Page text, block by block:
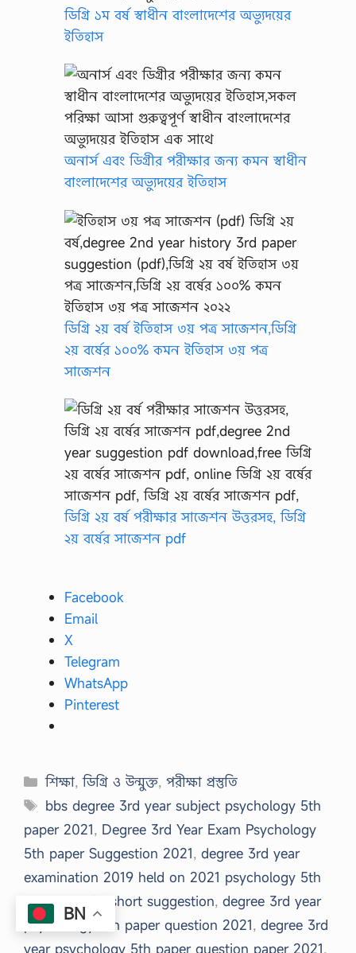
ডিগ্রি ১ম বর্ষ স্বাধীন বাংলাদেশের অভ্যুদয়ের
ইতিহাস
অনার্স এবং ডিগ্রীর পরীক্ষার জন্য কমন স্বাধীন
বাংলাদেশের অভ্যুদয়ের ইতিহাস
ডিগ্রি ২য় বর্ষ ইতিহাস ৩য় পত্র সাজেশন,ডিগ্রি
২য় বর্ষের ১০০% কমন ইতিহাস ৩য় পত্র
সাজেশন
ডিগ্রি ২য় বর্ষ পরীক্ষার সাজেশন উত্তরসহ, ডিগ্রি
২য় বর্ষের সাজেশন pdf
Facebook
Email
X
Telegram
WhatsApp
Pinterest
Categories
শিক্ষা,ডিগ্রি ও উন্মুক্ত,পরীক্ষা প্রস্তুতি
Tags
bbs degree 3rd year subject psychology 5th
paper 2021, Degree 3rd Year Exam Psychology
5th paper Suggestion 2021, degree 3rd year
examination 2019 held on 2021 psychology 5th
paper special short suggestion, degree 3rd year
psychology 5th paper question 2021, degree 3rd
year psychology 5th paper question paper 2021,
BN